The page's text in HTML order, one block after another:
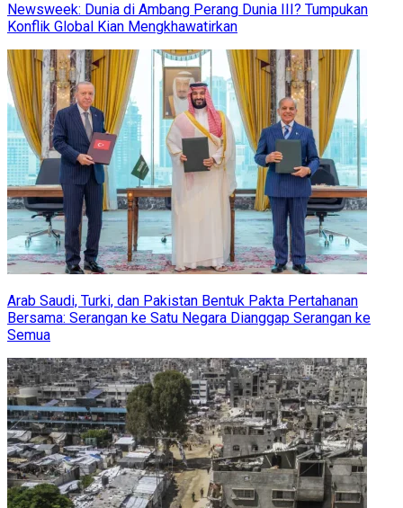
Newsweek: Dunia di Ambang Perang Dunia III? Tumpukan
Konflik Global Kian Mengkhawatirkan
Arab Saudi, Turki, dan Pakistan Bentuk Pakta Pertahanan
Bersama: Serangan ke Satu Negara Dianggap Serangan ke
Semua